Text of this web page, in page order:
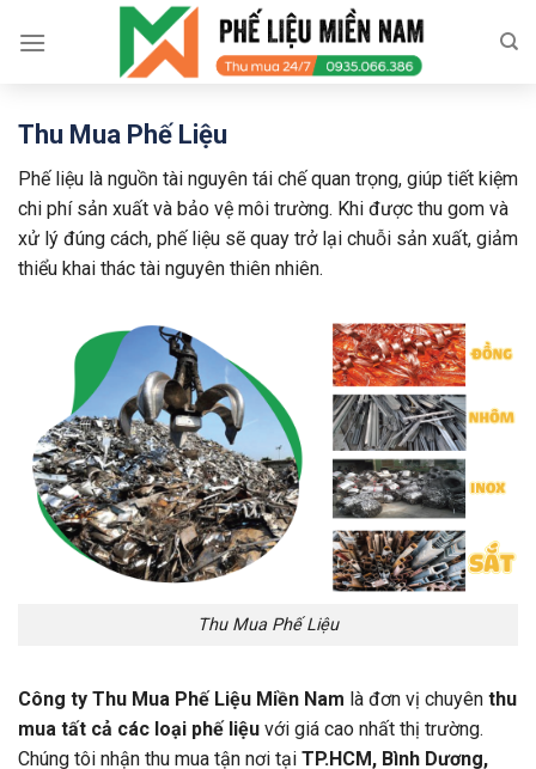
Thu Mua Phế Liệu
Phế liệu là nguồn tài nguyên tái chế quan trọng, giúp tiết kiệm
chi phí sản xuất và bảo vệ môi trường. Khi được thu gom và
xử lý đúng cách, phế liệu sẽ quay trở lại chuỗi sản xuất, giảm
thiểu khai thác tài nguyên thiên nhiên.
Thu Mua Phế Liệu
Công ty Thu Mua Phế Liệu Miền Nam là đơn vị chuyên thu
mua tất cả các loại phế liệu với giá cao nhất thị trường.
Chúng tôi nhận thu mua tận nơi tại TP.HCM, Bình Dương,